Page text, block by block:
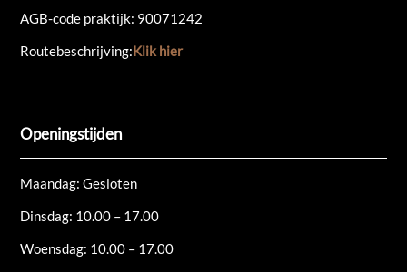
AGB-code praktijk: 90071242
Routebeschrijving:Klik hier
Openingstijden
Maandag: Gesloten
Dinsdag: 10.00 – 17.00
Woensdag: 10.00 – 17.00